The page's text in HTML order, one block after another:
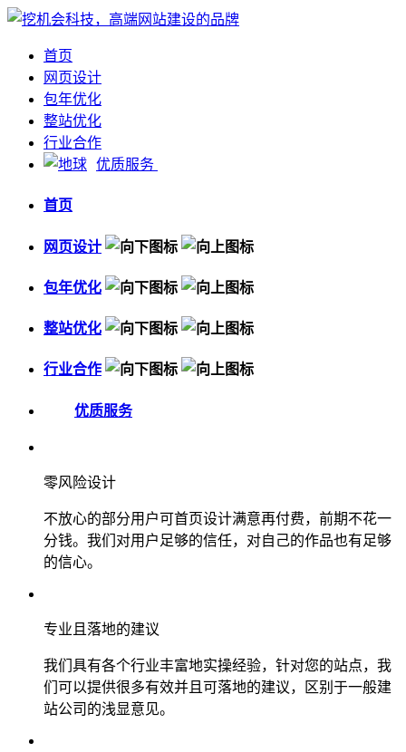
首页
网页设计
包年优化
整站优化
行业合作
优质服务
首页
网页设计
包年优化
整站优化
行业合作
优质服务
零风险设计
不放心的部分用户可首页设计满意再付费，前期不花一
分钱。我们对用户足够的信任，对自己的作品也有足够
的信心。
专业且落地的建议
我们具有各个行业丰富地实操经验，针对您的站点，我
们可以提供很多有效并且可落地的建议，区别于一般建
站公司的浅显意见。